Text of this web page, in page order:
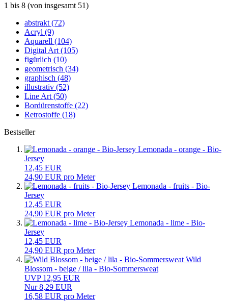
1 bis 8 (von insgesamt 51)
abstrakt (72)
Acryl (9)
Aquarell (104)
Digital Art (105)
figürlich (10)
geometrisch (34)
graphisch (48)
illustrativ (52)
Line Art (50)
Bordürenstoffe (22)
Retrostoffe (18)
Bestseller
Lemonada - orange - Bio-
Jersey
12,45 EUR
24,90 EUR pro Meter
Lemonada - fruits - Bio-
Jersey
12,45 EUR
24,90 EUR pro Meter
Lemonada - lime - Bio-
Jersey
12,45 EUR
24,90 EUR pro Meter
Wild
Blossom - beige / lila - Bio-Sommersweat
UVP 12,95 EUR
Nur 8,29 EUR
16,58 EUR pro Meter